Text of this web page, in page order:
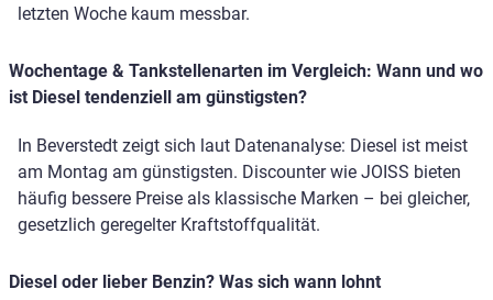
letzten Woche kaum messbar.
Wochentage & Tankstellenarten im Vergleich: Wann und wo
ist Diesel tendenziell am günstigsten?
In Beverstedt zeigt sich laut Datenanalyse: Diesel ist meist
am Montag am günstigsten. Discounter wie JOISS bieten
häufig bessere Preise als klassische Marken – bei gleicher,
gesetzlich geregelter Kraftstoffqualität.
Diesel oder lieber Benzin? Was sich wann lohnt